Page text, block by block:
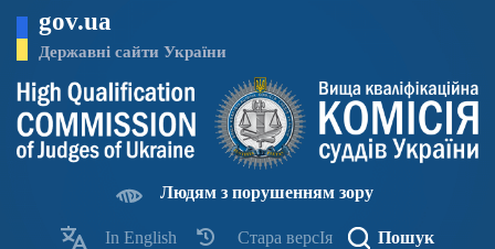
основного
матеріалу
gov.ua
Державні сайти України
Людям з порушенням зору
In English Стара версІя Пошук